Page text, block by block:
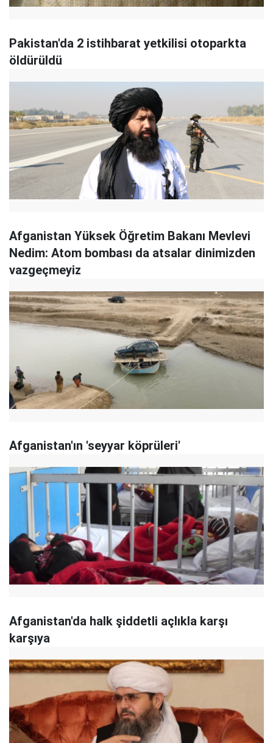
Pakistan'da 2 istihbarat yetkilisi otoparkta
öldürüldü
Afganistan Yüksek Öğretim Bakanı Mevlevi
Nedim: Atom bombası da atsalar dinimizden
vazgeçmeyiz
Afganistan'ın 'seyyar köprüleri'
Afganistan'da halk şiddetli açlıkla karşı
karşıya